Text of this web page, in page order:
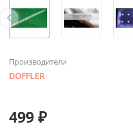
Производители
DOFFLER
499 ₽